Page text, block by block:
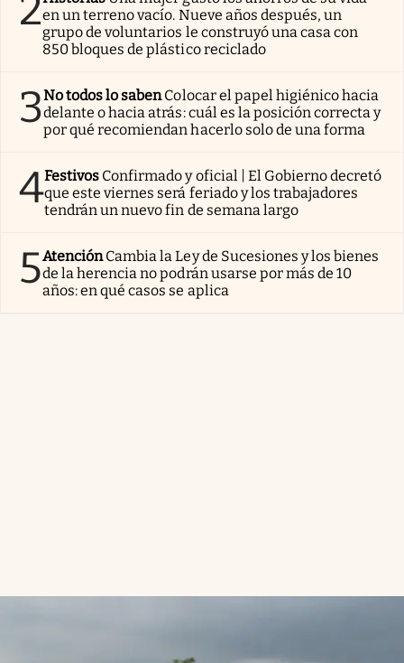
en un terreno vacío. Nueve años después, un
grupo de voluntarios le construyó una casa con
850 bloques de plástico reciclado
3No todos lo sabenColocar el papel higiénico hacia
delante o hacia atrás: cuál es la posición correcta y
por qué recomiendan hacerlo solo de una forma
4Festivos Confirmado y oficial | El Gobierno decretó
que este viernes será feriado y los trabajadores
tendrán un nuevo fin de semana largo
5AtenciónCambia la Ley de Sucesiones y los bienes
de la herencia no podrán usarse por más de 10
años: en qué casos se aplica